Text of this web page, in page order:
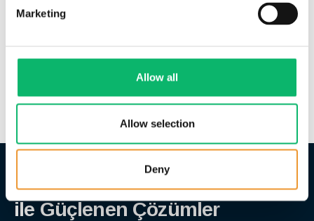
Marketing
Allow all
Allow selection
Deny
Altyapı
Yapay zekâ destekli operasyonel mantık
Ölçeklenebilir yürütme ortamları
Sürekli Ar-Ge Mükemmeliyeti
ile Güçlenen Çözümler